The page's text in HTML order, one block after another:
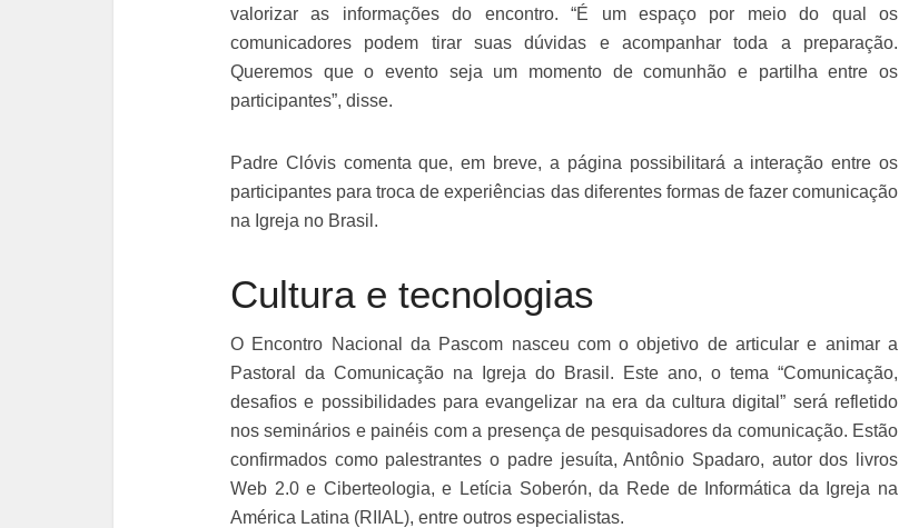
valorizar as informações do encontro. “É um espaço por meio do qual os
comunicadores podem tirar suas dúvidas e acompanhar toda a preparação.
Queremos que o evento seja um momento de comunhão e partilha entre os
participantes”, disse.
Padre Clóvis comenta que, em breve, a página possibilitará a interação entre os
participantes para troca de experiências das diferentes formas de fazer comunicação
na Igreja no Brasil.
Cultura e tecnologias
O Encontro Nacional da Pascom nasceu com o objetivo de articular e animar a
Pastoral da Comunicação na Igreja do Brasil. Este ano, o tema “Comunicação,
desafios e possibilidades para evangelizar na era da cultura digital” será refletido
nos seminários e painéis com a presença de pesquisadores da comunicação. Estão
confirmados como palestrantes o padre jesuíta, Antônio Spadaro, autor dos livros
Web 2.0 e Ciberteologia, e Letícia Soberón, da Rede de Informática da Igreja na
América Latina (RIIAL), entre outros especialistas.